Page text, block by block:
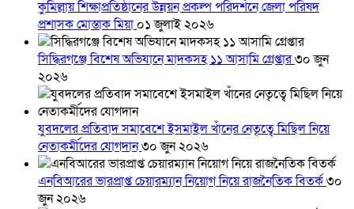
কুমিল্লায় শিক্ষাপ্রতিষ্ঠানের উন্নয়ন প্রকল্প পরিদর্শনে জেলা পরিষদ
প্রশাসক মোস্তাক মিয়া ০১ জুলাই ২০২৬
সিদ্ধিরগঞ্জে বিশেষ অভিযানে মাদকসহ ১১ আসামি গ্রেপ্তার৩০ জুন
২০২৬
যুবদলের প্রতিবাদ সমাবেশে ইসমাইল খাঁনের নেতৃত্বে মিছিল নিয়ে
নেতাকর্মীদের যোগদান৩০ জুন ২০২৬
এনবিআরের ভারপ্রাপ্ত চেয়ারম্যান নিয়োগ নিয়ে রাজনৈতিক বিতর্ক৩০
জুন ২০২৬